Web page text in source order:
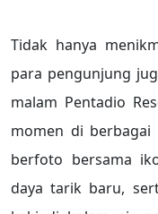
Tidak hanya
para pengunjung
malam Pentadio
momen di berbagai
berfoto bersama
daya tarik baru,